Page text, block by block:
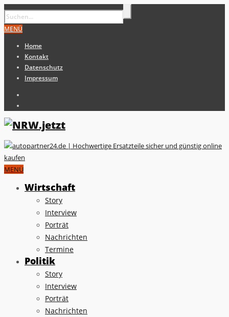
MENÜ
Home
Kontakt
Datenschutz
Impressum
MENÜ
Wirtschaft
Story
Interview
Porträt
Nachrichten
Termine
Politik
Story
Interview
Porträt
Nachrichten